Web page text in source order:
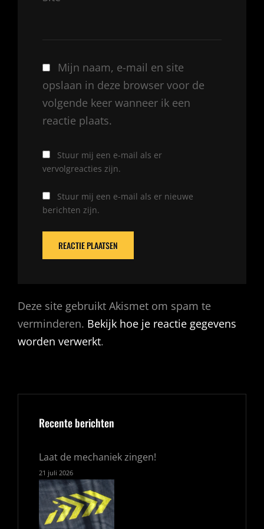
Mijn naam, e-mail en site
opslaan in deze browser voor de
volgende keer wanneer ik een
reactie plaats.
Stuur mij een e-mail als er
vervolgreacties zijn.
Stuur mij een e-mail als er nieuwe
berichten zijn.
Deze site gebruikt Akismet om spam te
verminderen. Bekijk hoe je reactie gegevens
worden verwerkt.
Recente berichten
Laat de mechaniek zingen!
21 juli 2026